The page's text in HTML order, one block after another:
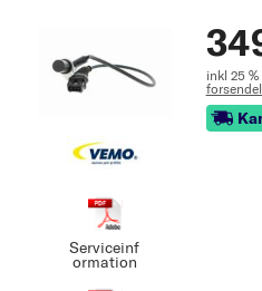
Serviceinf
ormation
inkl 25 %